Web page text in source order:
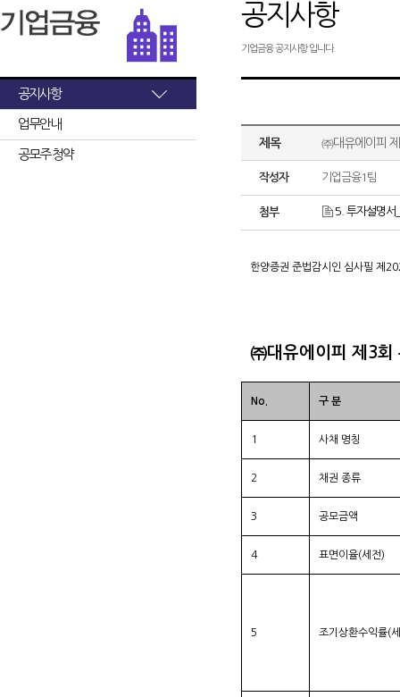
공지사항
업무안내
공모주 청약
공지사항
기업금융 공지사항 입니다.
제목 ㈜대유에이피
작성자 기업금융1팀
첨부 5. 투자설명
한양증권 준법감시인 심사필
㈜대유에이피 제3회
No. 구 분
1 사채 명칭
2 채권 종류
3 공모금액
4 표면이율(세전)
5 조기상환수익률(